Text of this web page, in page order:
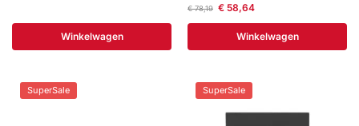
Winkelwagen
€78,19 €58,64
Winkelwagen
SuperSale SuperSale